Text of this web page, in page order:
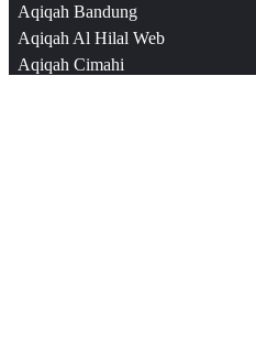
Aqiqah Bandung
Aqiqah Al Hilal Web
Aqiqah Cimahi